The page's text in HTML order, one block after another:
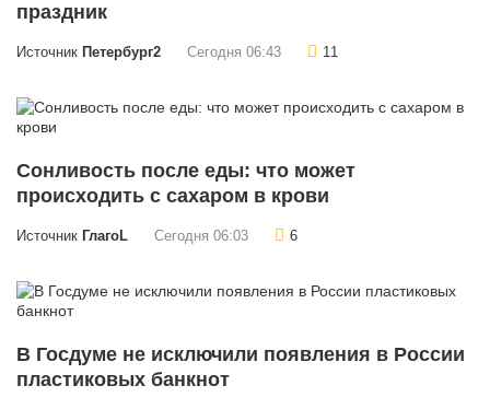
праздник
Источник Петербург2 Сегодня 06:43 11
Сонливость после еды: что может
происходить с сахаром в крови
Источник ГлагоL Сегодня 06:03 6
В Госдуме не исключили появления в России
пластиковых банкнот